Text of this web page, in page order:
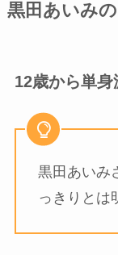
黒田あいみ
12歳から単身
黒田あいみ
っきりとは